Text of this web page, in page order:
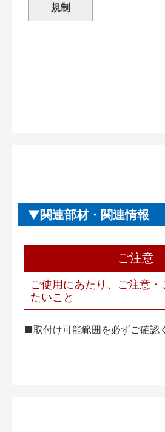
規制
関連部材・関連情報
ご注意
ご使用にあたり、ご注意・
たいこと
■取付け可能範囲を必ずご確認